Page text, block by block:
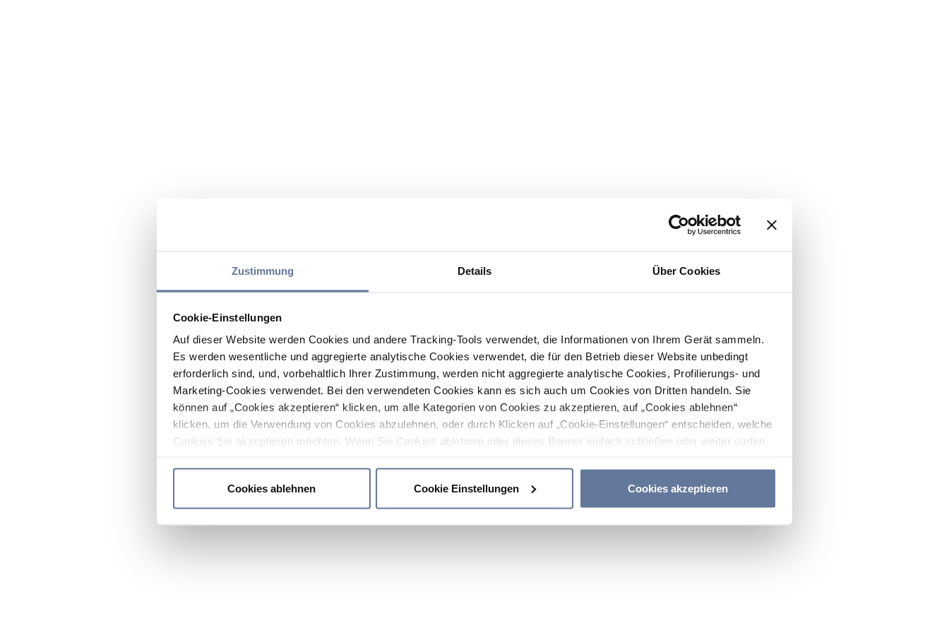
Zustimmung Details Über Cookies
Cookie-Einstellungen
Auf dieser Website werden Cookies und andere Tracking-Tools verwendet, die Informationen von Ihrem Gerät sammeln.
Es werden wesentliche und aggregierte analytische Cookies verwendet, die für den Betrieb dieser Website unbedingt
erforderlich sind, und, vorbehaltlich Ihrer Zustimmung, werden nicht aggregierte analytische Cookies, Profilierungs- und
Marketing-Cookies verwendet. Bei den verwendeten Cookies kann es sich auch um Cookies von Dritten handeln. Sie
können auf „Cookies akzeptieren“ klicken, um alle Kategorien von Cookies zu akzeptieren, auf „Cookies ablehnen“
klicken, um die Verwendung von Cookies abzulehnen, oder durch Klicken auf „Cookie-Einstellungen“ entscheiden, welche
Cookies Sie akzeptieren möchten. Wenn Sie Cookies ablehnen oder dieses Banner einfach schließen oder weiter surfen,
Cookies ablehnen
Cookie Einstellungen Cookies akzeptieren